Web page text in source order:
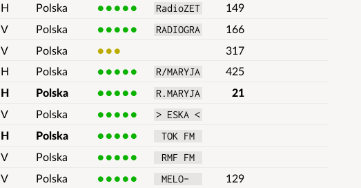
H Polska 5 RadioZET
149
V Polska 5 RADIOGRA
166
V Polska 3
317
H Polska 5 R/MARYJA
425
H Polska 5 R.MARYJA
21
V Polska 5 > ESKA <
H Polska 5 TOK FM
V Polska 5 RMF FM
V Polska 5 MELO- 129